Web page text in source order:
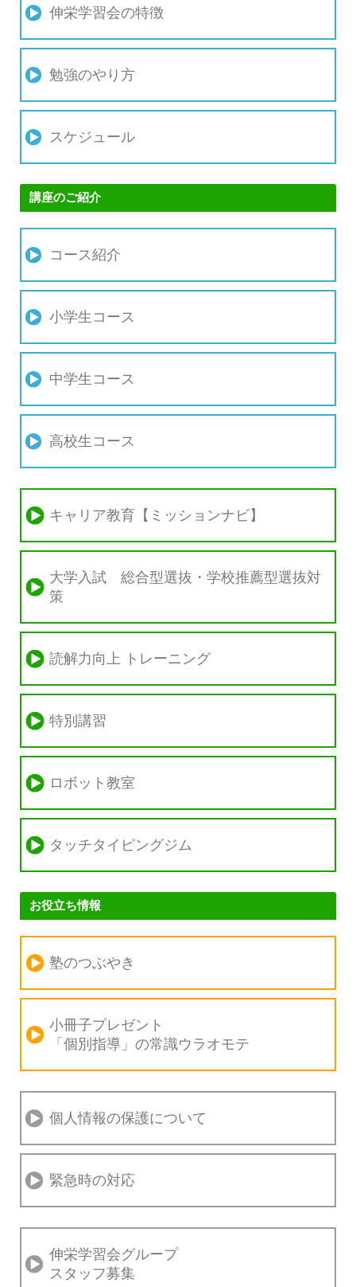
伸栄学習会の特徴
勉強のやり方
スケジュール
講座のご紹介
コース紹介
小学生コース
中学生コース
高校生コース
キャリア教育【ミッションナビ】
大学入試 総合型選抜・学校推薦型選抜対
策
読解力向上 トレーニング
特別講習
ロボット教室
タッチタイピングジム
お役立ち情報
塾のつぶやき
小冊子プレゼント
「個別指導」の常識ウラオモテ
個人情報の保護について
緊急時の対応
伸栄学習会グループ
スタッフ募集